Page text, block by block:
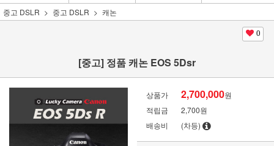
중고 DSLR
중고 DSLR 캐논
0
[중고] 정품 캐논 EOS 5Dsr
상품가 2,700,000원
적립금
2,700원
배송비
(차등)